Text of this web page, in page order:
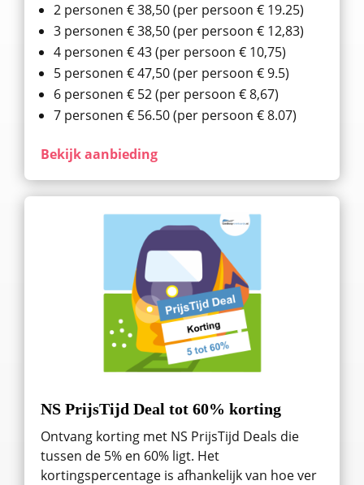
2 personen € 38,50 (per persoon € 19.25)
3 personen € 38,50 (per persoon € 12,83)
4 personen € 43 (per persoon € 10,75)
5 personen € 47,50 (per persoon € 9.5)
6 personen € 52 (per persoon € 8,67)
7 personen € 56.50 (per persoon € 8.07)
Bekijk aanbieding
NS PrijsTijd Deal tot 60% korting
Ontvang korting met NS PrijsTijd Deals die
tussen de 5% en 60% ligt. Het
kortingspercentage is afhankelijk van hoe ver